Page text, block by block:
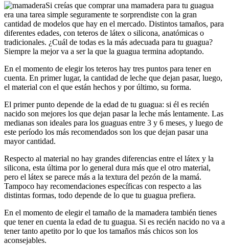
Si creías que comprar una mamadera para tu guagua
era una tarea simple seguramente te sorprendiste con la gran
cantidad de modelos que hay en el mercado. Distintos tamaños, para
diferentes edades, con teteros de látex o silicona, anatómicas o
tradicionales. ¿Cuál de todas es la más adecuada para tu guagua?
Siempre la mejor va a ser la que la guagua termina adoptando.
En el momento de elegir los teteros hay tres puntos para tener en
cuenta. En primer lugar, la cantidad de leche que dejan pasar, luego,
el material con el que están hechos y por último, su forma.
El primer punto depende de la edad de tu guagua: si él es recién
nacido son mejores los que dejan pasar la leche más lentamente. Las
medianas son ideales para los guaguas entre 3 y 6 meses, y luego de
este período los más recomendados son los que dejan pasar una
mayor cantidad.
Respecto al material no hay grandes diferencias entre el látex y la
silicona, esta última por lo general dura más que el otro material,
pero el látex se parece más a la textura del pezón de la mamá.
Tampoco hay recomendaciones específicas con respecto a las
distintas formas, todo depende de lo que tu guagua prefiera.
En el momento de elegir el tamaño de la mamadera también tienes
que tener en cuenta la edad de tu guagua. Si es recién nacido no va a
tener tanto apetito por lo que los tamaños más chicos son los
aconsejables.